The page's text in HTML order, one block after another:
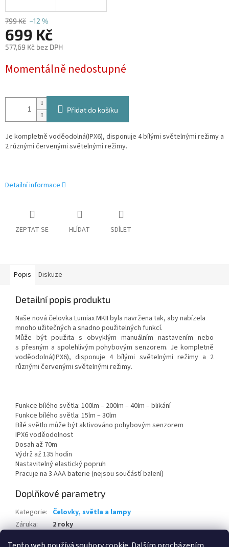
799 Kč –12 %
699 Kč
577,69 Kč bez DPH
cena:
Momentálně nedostupné
Přidat do košíku
Je kompletně voděodolná(IPX6), disponuje 4 bílými světelnými režimy a
2 různými červenými světelnými režimy.
Detailní informace
ZEPTAT SE HLÍDAT SDÍLET
Popis Diskuze
Detailní popis produktu
Naše nová čelovka Lumiax MKII byla navržena tak, aby nabízela
mnoho užitečných a snadno použitelných funkcí.
Může být použita s obvyklým manuálním nastavením nebo
s přesným a spolehlivým pohybovým senzorem. Je kompletně
voděodolná(IPX6), disponuje 4 bílými světelnými režimy a 2
různými červenými světelnými režimy.
Funkce bílého světla: 100lm – 200lm – 40lm – blikání
Funkce bílého světla: 15lm – 30lm
Bílé světlo může být aktivováno pohybovým senzorem
IPX6 voděodolnost
Dosah až 70m
Výdrž až 135 hodin
Nastavitelný elastický popruh
Pracuje na 3 AAA baterie (nejsou součástí balení)
Doplňkové parametry
Kategorie: Čelovky, světla a lampy
Záruka:
2 roky